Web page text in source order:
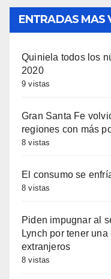
ENTRADAS MAS
Quiniela todos los
2020
9 vistas
Gran Santa Fe
regiones con más
8 vistas
El consumo se
8 vistas
Piden impugnar al
Lynch por tener
extranjeros
8 vistas